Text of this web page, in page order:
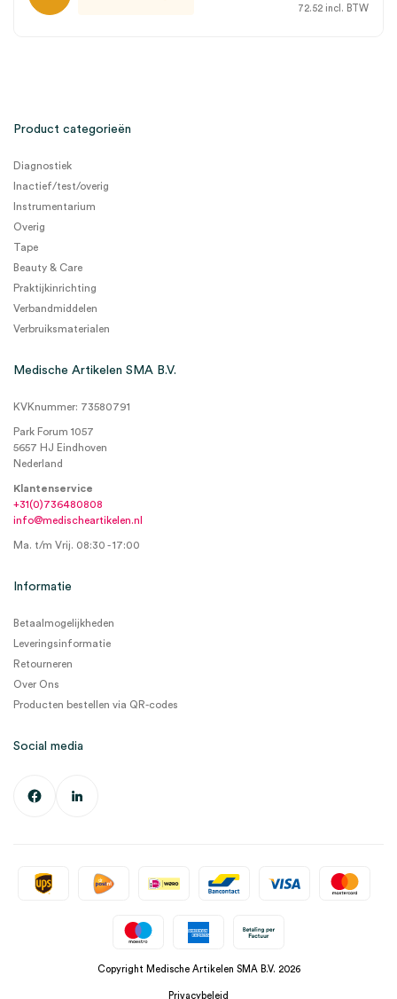
72.52 incl. BTW
Product categorieën
Diagnostiek
Inactief/test/overig
Instrumentarium
Overig
Tape
Beauty & Care
Praktijkinrichting
Verbandmiddelen
Verbruiksmaterialen
Medische Artikelen SMA B.V.
KVKnummer: 73580791
Park Forum 1057
5657 HJ Eindhoven
Nederland
Klantenservice
+31(0)736480808
info@medischeartikelen.nl
Ma. t/m Vrij. 08:30 - 17:00
Informatie
Betaalmogelijkheden
Leveringsinformatie
Retourneren
Over Ons
Producten bestellen via QR-codes
Social media
Copyright Medische Artikelen SMA B.V. 2026
Privacybeleid